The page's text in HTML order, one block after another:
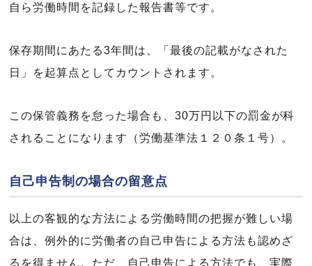
自ら労働時間を記録した報告書等です。
保存期間にあたる3年間は、「最後の記載がなされた
日」を起算点としてカウントされます。
この保管義務を怠った場合も、30万円以下の罰金が科
されることになります（労働基準法１２０条１号）。
自己申告制の場合の留意点
以上の客観的な方法による労働時間の把握が難しい場
合は、例外的に労働者の自己申告による方法も認めざ
るを得ません。ただ、自己申告による方法でも、実際